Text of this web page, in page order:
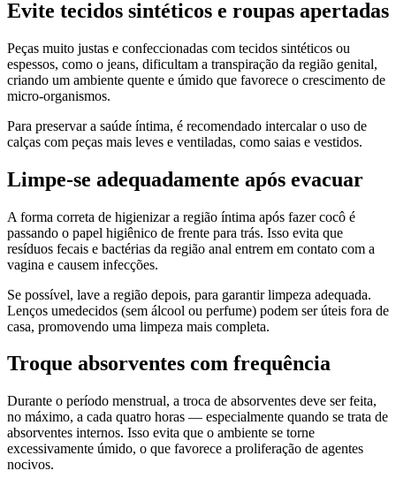
Evite tecidos sintéticos e roupas apertadas
Peças muito justas e confeccionadas com tecidos sintéticos ou
espessos, como o jeans, dificultam a transpiração da região genital,
criando um ambiente quente e úmido que favorece o crescimento de
micro-organismos.
Para preservar a saúde íntima, é recomendado intercalar o uso de
calças com peças mais leves e ventiladas, como saias e vestidos.
Limpe-se adequadamente após evacuar
A forma correta de higienizar a região íntima após fazer cocô é
passando o papel higiênico de frente para trás. Isso evita que
resíduos fecais e bactérias da região anal entrem em contato com a
vagina e causem infecções.
Se possível, lave a região depois, para garantir limpeza adequada.
Lenços umedecidos (sem álcool ou perfume) podem ser úteis fora de
casa, promovendo uma limpeza mais completa.
Troque absorventes com frequência
Durante o período menstrual, a troca de absorventes deve ser feita,
no máximo, a cada quatro horas — especialmente quando se trata de
absorventes internos. Isso evita que o ambiente se torne
excessivamente úmido, o que favorece a proliferação de agentes
nocivos.